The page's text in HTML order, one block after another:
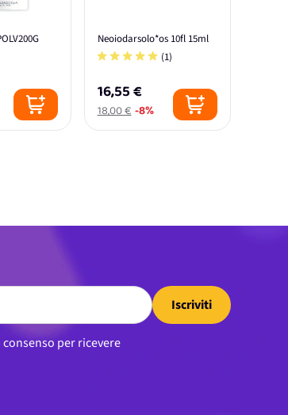
Neoiodarsolo*os 10fl 15ml
(1)
16,55 €
18,00 €-8%
Iscriviti
per ricevere